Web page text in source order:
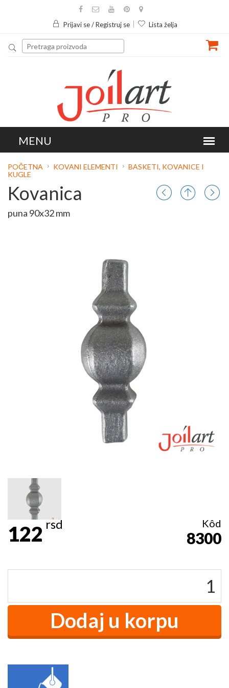
Prijavi se / Registruj se Lista želja
POČETNA KOVANI ELEMENTI
BASKETI, KOVANICE I
KUGLE
Kovanica
puna 90x32 mm
122rsd Kôd
8300